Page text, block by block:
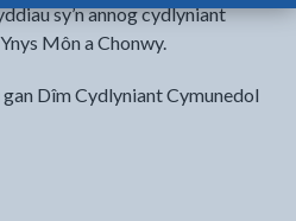
sy’n annog cydlyniant
Môn a Chonwy.
Dîm Cydlyniant Cymunedol